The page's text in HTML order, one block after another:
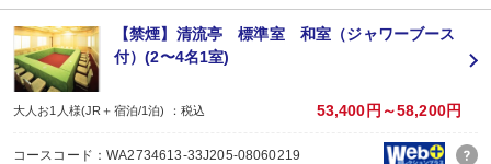
内容:
和食中心のビュッフェ
※１２／３１～１／２の期間はお正月料理となります。
【禁煙】清流亭 標準室 和室（ジャワーブース
付）(2〜4名1室)
大人お1人様(JR＋宿泊/1泊) ：税込 53,400円～58,200円
コースコード：WA2734613-33J205-08060219